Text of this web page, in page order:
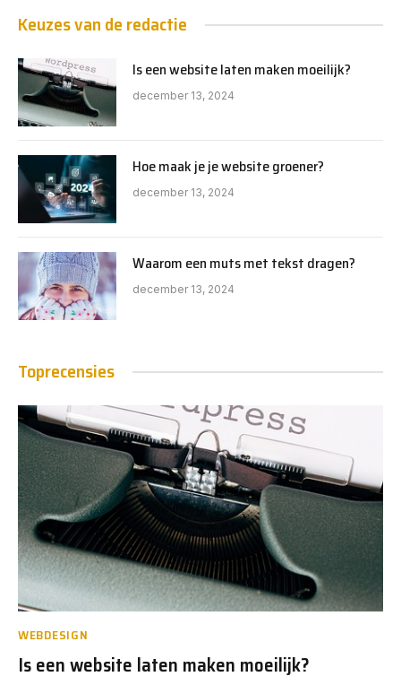
Keuzes van de redactie
Is een website laten maken moeilijk?
december 13, 2024
Hoe maak je je website groener?
december 13, 2024
Waarom een muts met tekst dragen?
december 13, 2024
Toprecensies
WEBDESIGN
Is een website laten maken moeilijk?